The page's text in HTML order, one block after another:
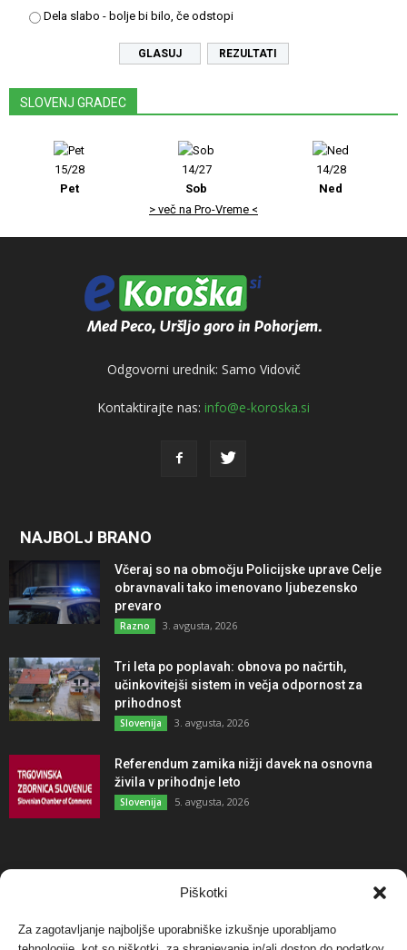
Piškotki
Za zagotavljanje najboljše uporabniške izkušnje uporabljamo
Dela slabo - bolje bi bilo, če odstopi
REZULTATI
SLOVENJ GRADEC
15/28
Pet
14/27
Sob
14/28
Ned
> več na Pro-Vreme <
Odgovorni urednik: Samo Vidovič
Kontaktirajte nas: info@e-koroska.si
NAJBOLJ BRANO
Včeraj so na območju Policijske uprave Celje
obravnavali tako imenovano ljubezensko
prevaro
Razno 3. avgusta, 2026
Tri leta po poplavah: obnova po načrtih,
učinkovitejši sistem in večja odpornost za
prihodnost
Slovenija 3. avgusta, 2026
Referendum zamika nižji davek na osnovna
živila v prihodnje leto
Slovenija 5. avgusta, 2026
NAJBOLJ KOMENTIRANO
Protest proti vetrnim elektrarnam na Ojstrici, v